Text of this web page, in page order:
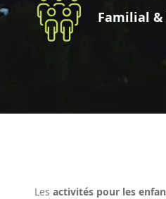
Familial
Les activités pour les